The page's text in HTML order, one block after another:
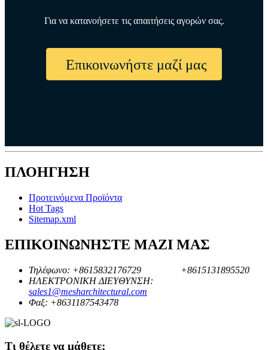
Για να κατανοήσετε τις απαιτήσεις αγορών σας.
Επικοινωνήστε μαζί μας
ΠΛΟΗΓΗΣΗ
Προτεινόμενα Προϊόντα
Hot Tags
Sitemap.xml
ΕΠΙΚΟΙΝΩΝΗΣΤΕ ΜΑΖΙ ΜΑΣ
Τηλέφωνο: +8615832176729
+8615131895520
ΗΛΕΚΤΡΟΝΙΚΗ ΔΙΕΥΘΥΝΣΗ:
sales1@mesharchitectural.com
Φαξ: +8631187543478
Τι θέλετε να μάθετε;